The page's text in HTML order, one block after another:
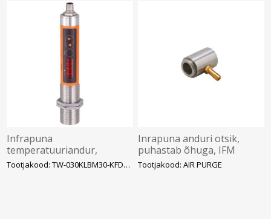
Infrapuna
temperatuuriandur,
0..999.5°C, IO-Link, PNP-
NO/NC, AO 4..20mA, M12 5-
Tootjakood: TW-030KLBM30-KFDKG/U
Inrapuna anduri otsik,
puhastab õhuga, IFM
Tootjakood: AIR PURGE